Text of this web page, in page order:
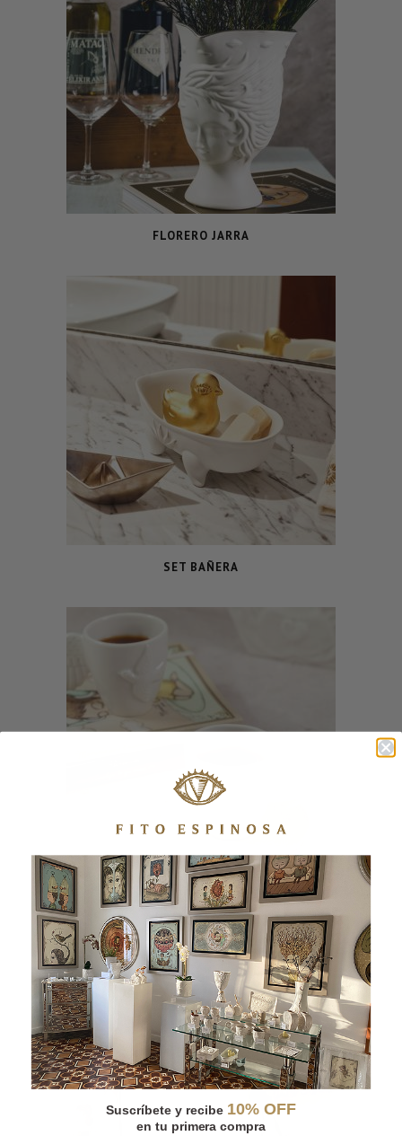
FLORERO JARRA
SET BAÑERA
TAZA ÁNGEL PORCELANA
Suscríbete y recibe 10% OFF
en tu primera compra